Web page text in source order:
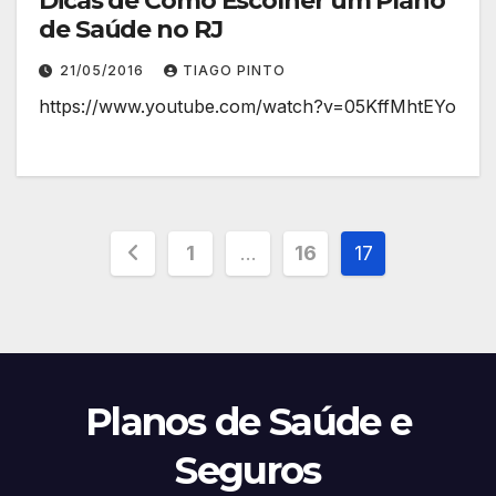
de Saúde no RJ
21/05/2016 TIAGO PINTO
https://www.youtube.com/watch?v=05KffMhtEYo
Paginação
posts
1 … 16 17
Planos de Saúde e
Seguros